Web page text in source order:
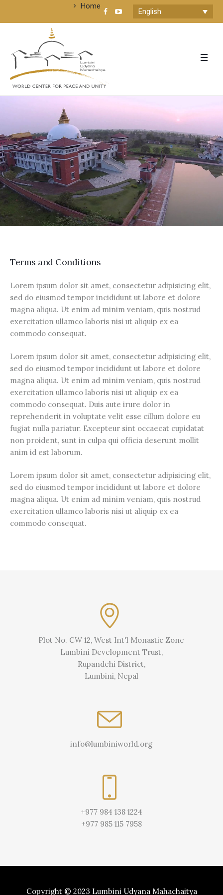
Home
English
Terms and Conditions
Lorem ipsum dolor sit amet, consectetur adipisicing elit,
sed do eiusmod tempor incididunt ut labore et dolore
magna aliqua. Ut enim ad minim veniam, quis nostrud
exercitation ullamco laboris nisi ut aliquip ex ea
commodo consequat.
Lorem ipsum dolor sit amet, consectetur adipisicing elit,
sed do eiusmod tempor incididunt ut labore et dolore
magna aliqua. Ut enim ad minim veniam, quis nostrud
exercitation ullamco laboris nisi ut aliquip ex ea
commodo consequat. Duis aute irure dolor in
reprehenderit in voluptate velit esse cillum dolore eu
fugiat nulla pariatur. Excepteur sint occaecat cupidatat
non proident, sunt in culpa qui officia deserunt mollit
anim id est laborum.
Lorem ipsum dolor sit amet, consectetur adipisicing elit,
sed do eiusmod tempor incididunt ut labore et dolore
magna aliqua. Ut enim ad minim veniam, quis nostrud
exercitation ullamco laboris nisi ut aliquip ex ea
commodo consequat.
Plot No. CW 12, West Int'l Monastic Zone
Lumbini Development Trust,
Rupandehi District,
Lumbini, Nepal
info@lumbiniworld.org
+977 984 138 1224
+977 985 115 7958
Copyright © 2023 Lumbini Udyana Mahachaitya